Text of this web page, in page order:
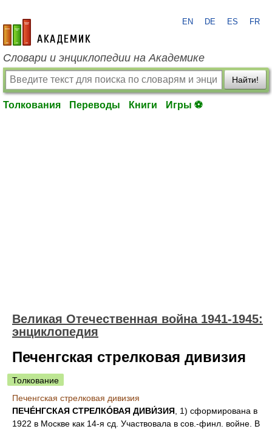
academic.ru
EN DE ES FR
Словари и энциклопедии на Академике
Найти!
Толкования Переводы Книги Игры ⚽
Великая Отечественная война 1941-1945:
энциклопедия
Печенгская стрелковая дивизия
Толкование
Печенгская стрелковая дивизия
ПЕЧÉНГСКАЯ СТРЕЛКÓВАЯ ДИВИ́ЗИЯ , 1) сформирована в
1922 в Москве как 14-я сд. Участвовала в сов.-финл. войне. В